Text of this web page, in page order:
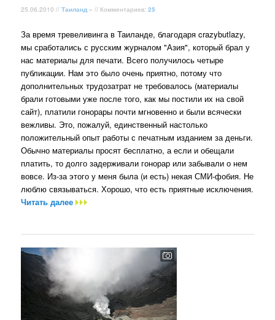
25.06.2010 //Таиланд » // Комментариев:25
За время тревеливинга в Таиланде, благодаря crazybutlazy,
мы сработались с русским журналом "Азия", который брал у
нас материалы для печати. Всего получилось четыре
публикации. Нам это было очень приятно, потому что
дополнительных трудозатрат не требовалось (материалы
брали готовыми уже после того, как мы постили их на свой
сайт), платили гонорары почти мгновенно и были всячески
вежливы. Это, пожалуй, единственный настолько
положительный опыт работы с печатным изданием за деньги.
Обычно материалы просят бесплатно, а если и обещали
платить, то долго задерживали гонорар или забывали о нем
вовсе. Из-за этого у меня была (и есть) некая СМИ-фобия. Не
люблю связываться. Хорошо, что есть приятные исключения.
Читать далее